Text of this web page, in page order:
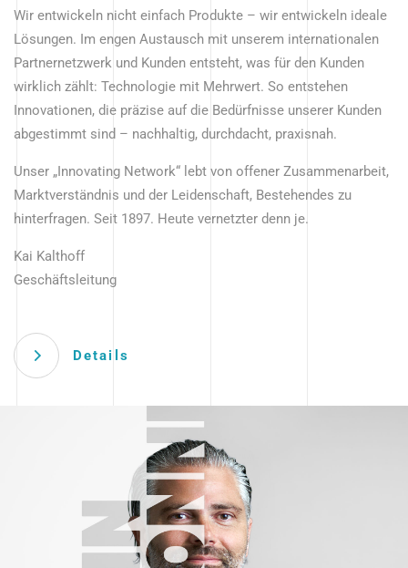
Wir entwickeln nicht einfach Produkte – wir entwickeln ideale
Lösungen. Im engen Austausch mit unserem internationalen
Partnernetzwerk und Kunden entsteht, was für den Kunden
wirklich zählt: Technologie mit Mehrwert. So entstehen
Innovationen, die präzise auf die Bedürfnisse unserer Kunden
abgestimmt sind – nachhaltig, durchdacht, praxisnah.
Unser „Innovating Network“ lebt von offener Zusammenarbeit,
Marktverständnis und der Leidenschaft, Bestehendes zu
hinterfragen. Seit 1897. Heute vernetzter denn je.
Kai Kalthoff
Geschäftsleitung
Details